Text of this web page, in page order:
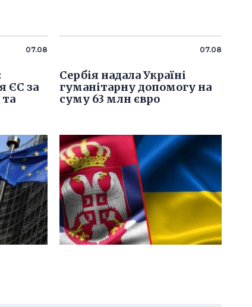
07.08
ЄС за
07.08
Сербія надала Україні
гуманітарну допомогу на
суму 63 млн євро